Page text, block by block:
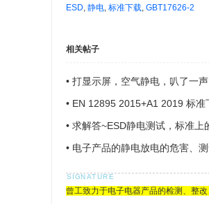
ESD, 静电, 标准下载, GBT17626-2
相关帖子
• 打显示屏，空气静电，叭了一
够？这种需要特殊处理？
• EN 12895 2015+A1 2019 标准
• 求解答~ESD静电测试，标准上
• 电子产品的静电放电的危害、
曾工致力于电子电器产品的检测、整